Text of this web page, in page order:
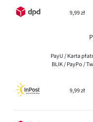
9,99 zł
PayU / Karta
BLIK / PayPo /
9,99 zł